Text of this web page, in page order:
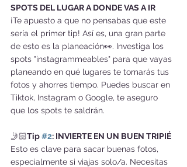
SPOTS DEL LUGAR A DONDE VAS A IR
¡Te apuesto a que no pensabas que este
sería el primer tip! Así es, una gran parte
de esto es la planeación👀. Investiga los
spots "instagrammeables" para que vayas
planeando en qué lugares te tomarás tus
fotos y ahorres tiempo. Puedes buscar en
Tiktok, Instagram o Google, te aseguro
que los spots te saldrán.
🤳🏻Tip #2: INVIERTE EN UN BUEN TRIPIÉ
Esto es clave para sacar buenas fotos,
especialmente si viajas solo/a. Necesitas